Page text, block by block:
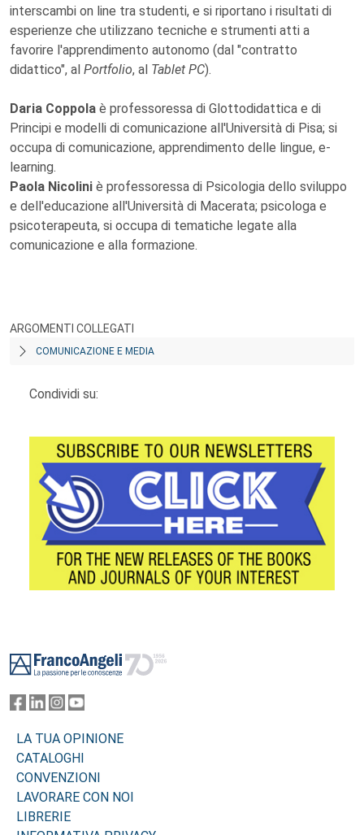
interscambi on line tra studenti, e si riportano i risultati di
esperienze che utilizzano tecniche e strumenti atti a
favorire l'apprendimento autonomo (dal "contratto
didattico", al Portfolio, al Tablet PC).
Daria Coppola è professoressa di Glottodidattica e di
Principi e modelli di comunicazione all'Università di Pisa; si
occupa di comunicazione, apprendimento delle lingue, e-
learning.
Paola Nicolini è professoressa di Psicologia dello sviluppo
e dell'educazione all'Università di Macerata; psicologa e
psicoterapeuta, si occupa di tematiche legate alla
comunicazione e alla formazione.
ARGOMENTI COLLEGATI
COMUNICAZIONE E MEDIA
Condividi su:
LA TUA OPINIONE
CATALOGHI
CONVENZIONI
LAVORARE CON NOI
LIBRERIE